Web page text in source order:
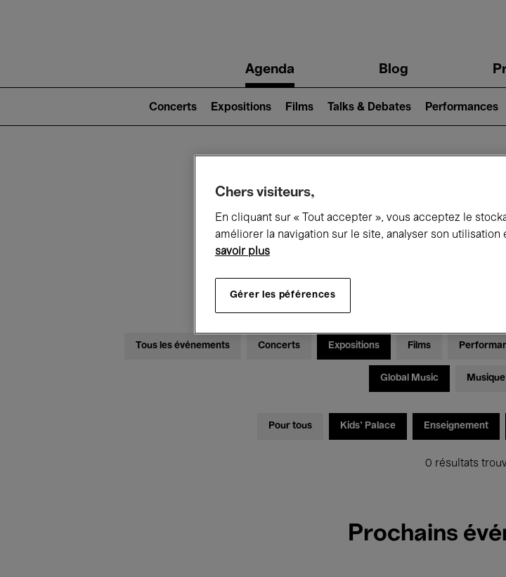
navigationAgenda Blog
2)
Concerts Expositions Films Talks & Debates Performances
Ce qui se
Tous les événements Concerts Expositions Films
Global Music
Pour tous Kids’ Palace Enseignement
0 résultats
Prochains
Chers visiteurs,
En cliquant sur « Tout accepter », vous acceptez le
améliorer la navigation sur le site, analyser son
savoir plus
Gérer les péférences